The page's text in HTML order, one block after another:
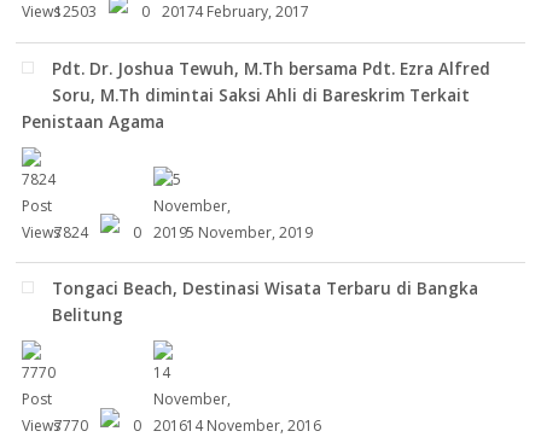
12503 0 4 February, 2017
Pdt. Dr. Joshua Tewuh, M.Th bersama Pdt. Ezra Alfred
Soru, M.Th dimintai Saksi Ahli di Bareskrim Terkait
Penistaan Agama
7824 0 5 November, 2019
Tongaci Beach, Destinasi Wisata Terbaru di Bangka
Belitung
7770 0 14 November, 2016